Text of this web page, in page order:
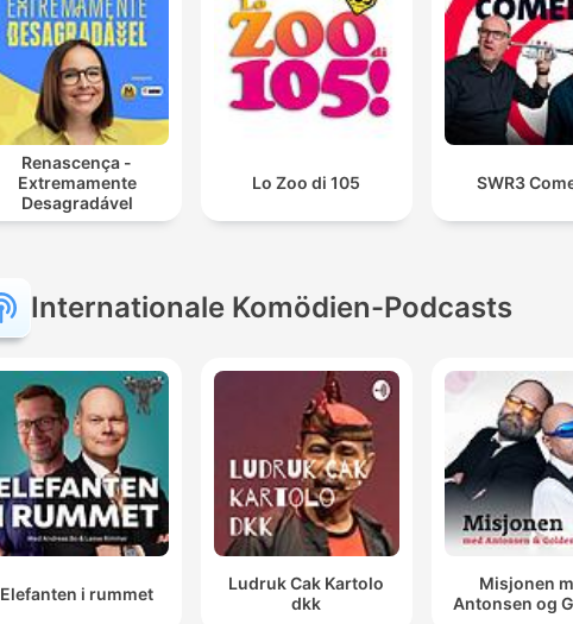
Renascença -
Extremamente
Desagradável
Lo Zoo di 105 SWR3
Internationale Komödien-Podcasts
Elefanten i rummet
Ludruk Cak Kartolo
dkk
Misjonen
Antonsen og